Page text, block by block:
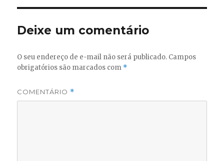
Deixe um comentário
O seu endereço de e-mail não será publicado. Campos
obrigatórios são marcados com *
COMENTÁRIO *